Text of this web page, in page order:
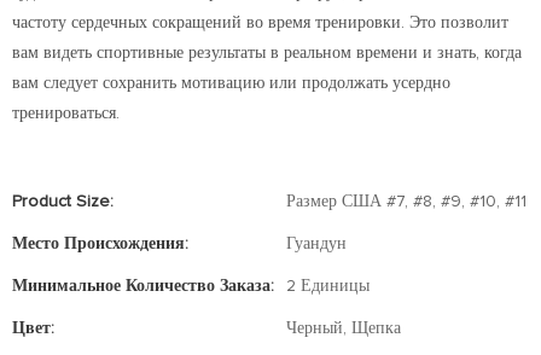
частоту сердечных сокращений во время тренировки. Это позволит
вам видеть спортивные результаты в реальном времени и знать, когда
вам следует сохранить мотивацию или продолжать усердно
тренироваться.
Product Size: Размер США #7, #8, #9, #10, #11
Место Происхождения: Гуандун
Минимальное Количество Заказа: 2 Единицы
Цвет: Черный, Щепка